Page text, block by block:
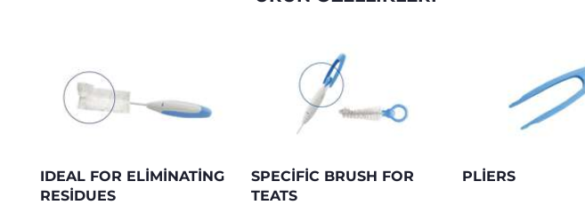
IDEAL FOR ELIMINATING
RESIDUES
SPECIFIC BRUSH FOR
TEATS
PLIERS